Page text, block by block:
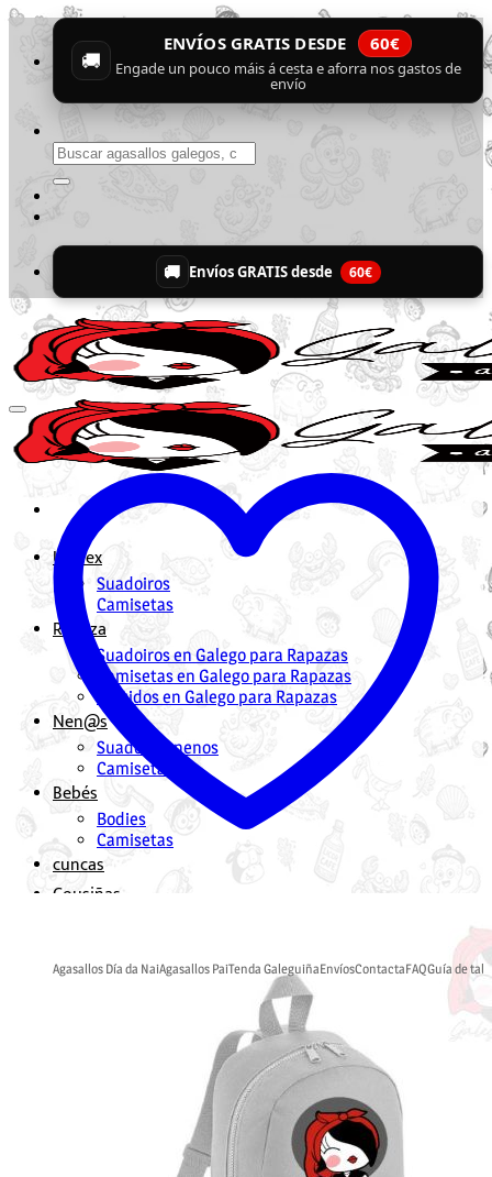
Skip
content
🚚
ENVÍOS GRATIS DESDE 60€
Engade un pouco máis á cesta e aforra nos gastos de
envío
Buscar
por:
🚚 Envíos GRATIS desde 60€
Unisex
Suadoiros
Camisetas
Rapaza
Suadoiros en Galego para Rapazas
Camisetas en Galego para Rapazas
Vestidos en Galego para Rapazas
Nen@s
Suadoiros nenos
Camisetas
Bebés
Bodies
Camisetas
cuncas
Cousiñas
Agasallos Día da NaiAgasallos PaiTenda GaleguiñaEnvíosContactaFAQGuía de